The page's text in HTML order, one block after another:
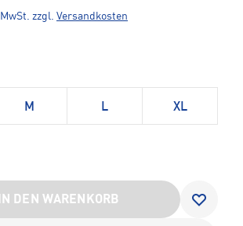
zzgl. Versandkosten
M L XL
IN DEN WARENKORB